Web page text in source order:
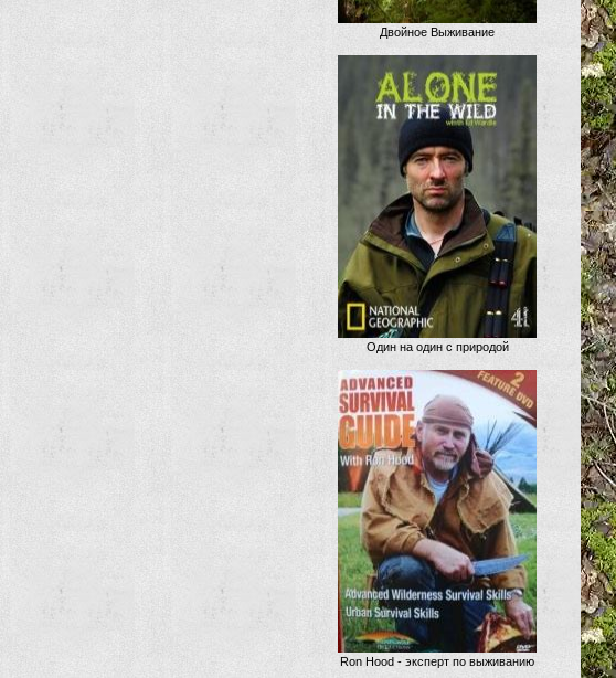
Двойное Выживание
Один на один с природой
Ron Hood - эксперт по выживанию